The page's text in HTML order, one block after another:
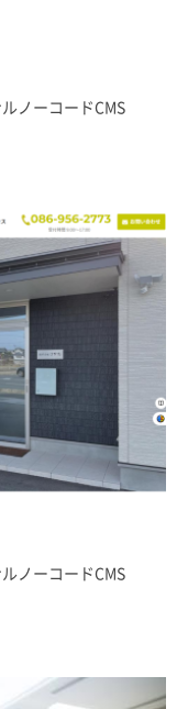
ノーコードCMS
ノーコードCMS